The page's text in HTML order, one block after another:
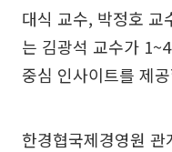
대식 교수, 박정호 교
는 김광석 교수가
중심 인사이트를 제
한경협국제경영원